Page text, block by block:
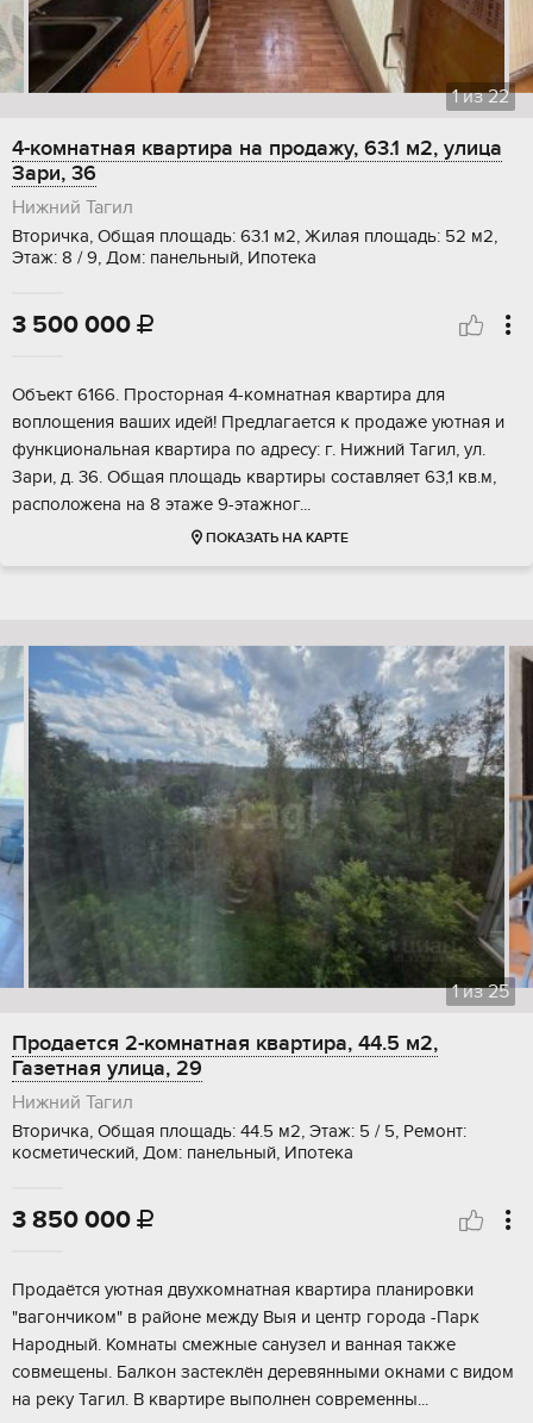
1из22
4-комнатная квартира на продажу, 63.1 м2, улица
Зари, 36
Нижний Тагил
Вторичка, Общая площадь: 63.1 м2, Жилая площадь: 52 м2,
Этаж: 8 / 9, Дом: панельный, Ипотека
3 500 000 
Объект 6166. Просторная 4-комнатная квартира для
воплощения ваших идей! Предлагается к продаже уютная и
функциональная квартира по адресу: г. Нижний Тагил, ул.
Зари, д. 36. Общая площадь квартиры составляет 63,1 кв.м,
расположена на 8 этаже 9-этажног...
ПОКАЗАТЬ НА КАРТЕ
1из25
Продается 2-комнатная квартира, 44.5 м2,
Газетная улица, 29
Нижний Тагил
Вторичка, Общая площадь: 44.5 м2, Этаж: 5 / 5, Ремонт:
косметический, Дом: панельный, Ипотека
3 850 000 
Продаётся уютная двухкомнатная квартира планировки
"вагончиком" в районе между Выя и центр города -Парк
Народный. Комнаты смежные санузел и ванная также
совмещены. Балкон застеклён деревянными окнами с видом
на реку Тагил. В квартире выполнен современны...